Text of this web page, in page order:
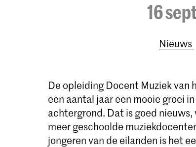
16
Nieuws
De opleiding Docent Muziek van
een aantal jaar een mooie groei
achtergrond. Dat is goed
meer geschoolde
jongeren van de eilanden is het